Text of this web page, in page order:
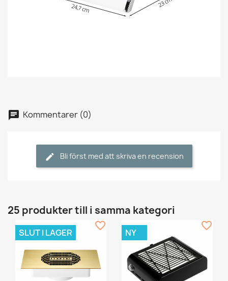
Kommentarer (0)
Bli först med att skriva en recension
25 produkter till i samma kategori
SLUT I LAGER
favorite_border
NY
favorite_border